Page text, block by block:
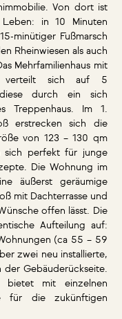
Von dort ist
in 10 Minuten
minütiger Fußmarsch
Rheinwiesen als auch
Mehrfamilienhaus mit
verteilt sich auf 5
durch ein sich
Treppenhaus. Im 1.
erstrecken sich die
von 123 – 130 qm
sich perfekt für junge
Die Wohnung im
äußerst geräumige
mit Dachterrasse und
offen lässt. Die
Aufteilung auf:
(ca 55 – 59
zwei neu installierte,
der Gebäuderückseite.
bietet mit einzelnen
für die zukünftigen